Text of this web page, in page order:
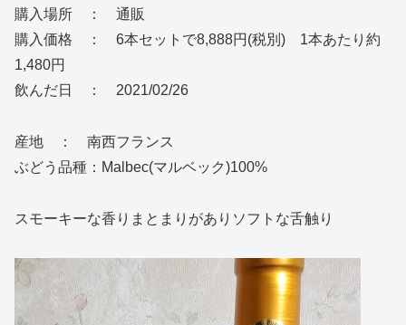
購入場所 ： 通販
購入価格 ： 6本セットで8,888円(税別) 1本あたり約
1,480円
飲んだ日 ： 2021/02/26
産地 ： 南西フランス
ぶどう品種：Malbec(マルベック)100%
スモーキーな香りまとまりがありソフトな舌触り